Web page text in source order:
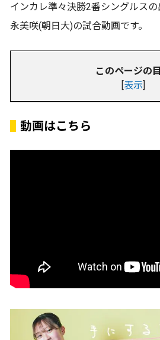
インカレ準々決勝2番シングルス
永美咲(朝日大)の試合動画です。
このページの
[表示]
動画はこちら